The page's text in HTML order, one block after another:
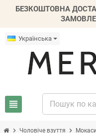
БЕЗКОШТОВНА
Українська
view_headline
chevron_right Чоловіче взуття chevron_right